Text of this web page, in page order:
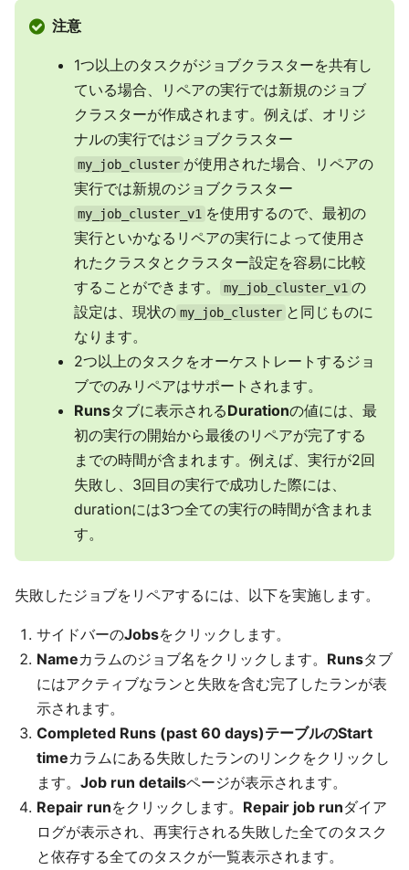
注意
1つ以上のタスクがジョブクラスターを共有し
ている場合、リペアの実行では新規のジョブ
クラスターが作成されます。例えば、オリジ
ナルの実行ではジョブクラスター
my_job_cluster が使用された場合、リペアの
実行では新規のジョブクラスター
my_job_cluster_v1 を使用するので、最初の
実行といかなるリペアの実行によって使用さ
れたクラスタとクラスター設定を容易に比較
することができます。
my_job_cluster_v1 の
設定は、現状の my_job_cluster と同じものに
なります。
2つ以上のタスクをオーケストレートするジョ
ブでのみリペアはサポートされます。
Runsタブに表示されるDurationの値には、最
初の実行の開始から最後のリペアが完了する
までの時間が含まれます。例えば、実行が2回
失敗し、3回目の実行で成功した際には、
durationには3つ全ての実行の時間が含まれま
す。
失敗したジョブをリペアするには、以下を実施します。
サイドバーのJobsをクリックします。
Nameカラムのジョブ名をクリックします。 Runsタブ
にはアクティブなランと失敗を含む完了したランが表
示されます。
Completed Runs (past 60 days)テーブルのStart
timeカラムにある失敗したランのリンクをクリックし
ます。 Job run detailsページが表示されます。
Repair runをクリックします。 Repair job runダイア
ログが表示され、再実行される失敗した全てのタスク
と依存する全てのタスクが一覧表示されます。